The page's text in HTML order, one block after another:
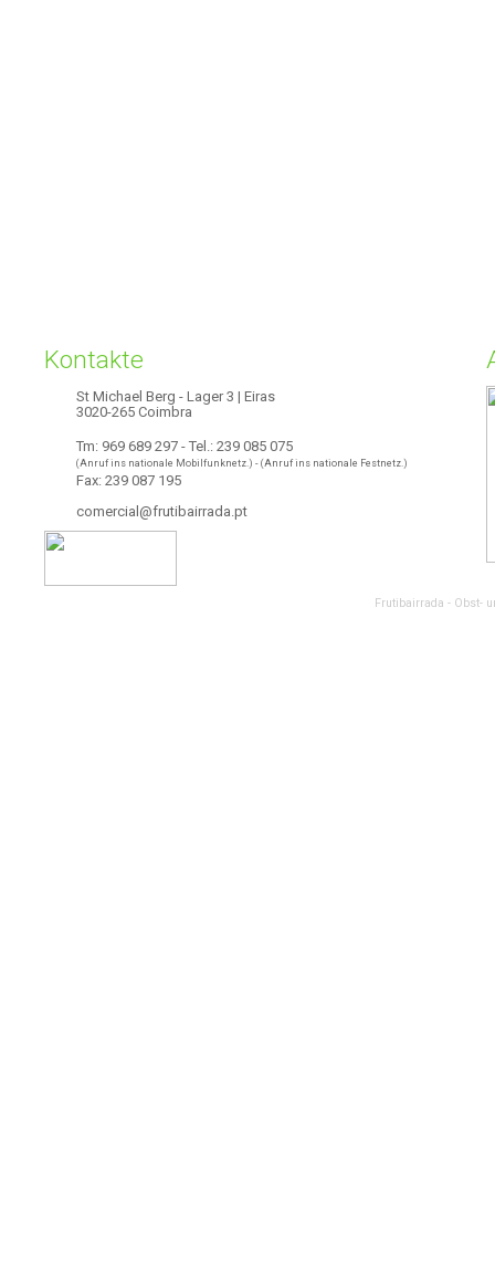
Kontakte
St Michael Berg - Lager 3 | Eiras
3020-265 Coimbra
Tm: 969 689 297 - Tel.: 239 085 075
(Anruf ins nationale Mobilfunknetz.) - (Anruf ins nationale Festnetz.)
Fax: 239 087 195
comercial@frutibairrada.pt
Frutibairrada - Obst-